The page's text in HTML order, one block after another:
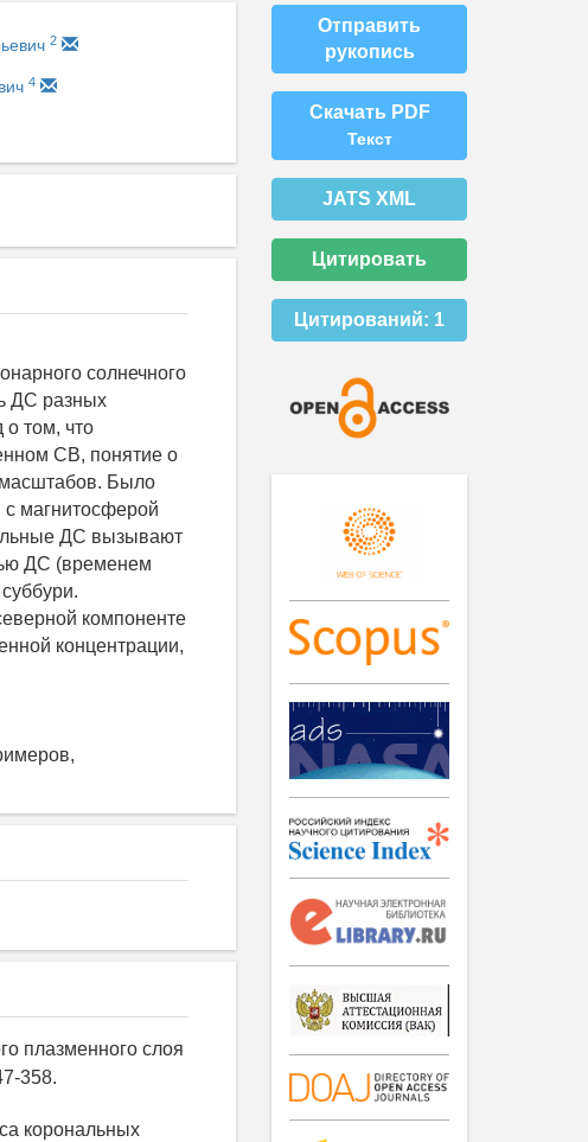
2
4
солнечного
ДС разных
том, что
СВ, понятие о
Было
с магнитосферой
ДС вызывают
ДС (временем
компоненте
концентрации,
плазменного слоя
358.
корональных
Отправить
рукопись
Скачать PDF
Текст
JATS XML
Цитировать
Цитирований: 1